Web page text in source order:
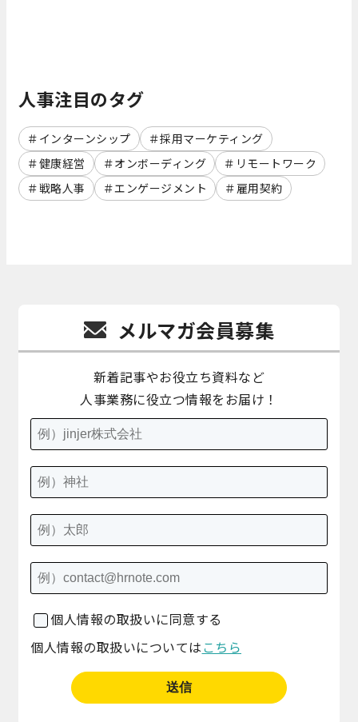
人事注目のタグ
インターンシップ
採用マーケティング
健康経営
オンボーディング
リモートワーク
戦略人事
エンゲージメント 雇用契約
メルマガ会員募集
新着記事やお役立ち資料など
人事業務に役立つ情報をお届け！
個人情報の取扱いに同意する
個人情報の取扱いについては こちら